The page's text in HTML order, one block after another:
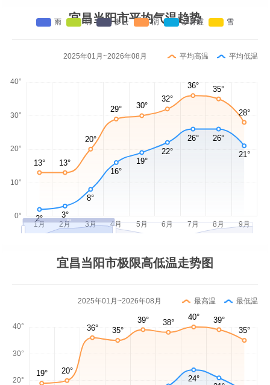
宜昌当阳市平均气温趋势
2025年01月~2026年08月 平均高温 平均低温
宜昌当阳市极限高低温走势图
2025年01月~2026年08月 最高温 最低温